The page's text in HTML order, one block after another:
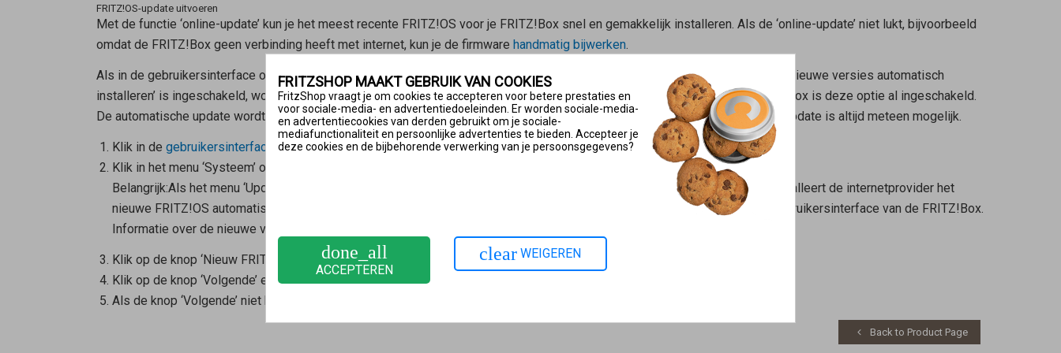
FRITZ!OS-update uitvoeren
Met de functie ‘online-update’ kun je het meest recente FRITZ!OS voor je FRITZ!Box snel en gemakkelijk installeren. Als de ‘online-update’ niet lukt, bijvoorbeeld
omdat de FRITZ!Box geen verbinding heeft met internet, kun je de firmware handmatig bijwerken.
Als in de gebruikersinterface onder ‘Systeem > Update > Auto-update’de optie ‘Informeren over nieuwe FRITZ!OS-versies en nieuwe versies automatisch
installeren’ is ingeschakeld, worden toekomstige updates automatisch geïnstalleerd. In de fabrieksinstellingen van de FRITZ!Box is deze optie al ingeschakeld.
De automatische update wordt pas enige tijd na het uitbrengen van de update uitgevoerd en gefaseerd verspreid. Een online-update is altijd meteen mogelijk.
Klik in de gebruikersinterface van de FRITZ!Box op ‘Systeem’.
Klik in het menu ‘Systeem’ op ‘Update’.
Belangrijk:Als het menu ‘Update’ niet beschikbaar is, heeft je internetprovider je FRITZ!Box geleverd. Bij deze apparaten installeert de internetprovider het
nieuwe FRITZ!OS automatisch. Daarom is het ook niet mogelijk en niet noodzakelijk om een update te installeren via de gebruikersinterface van de FRITZ!Box.
Informatie over de nieuwe versie van FRITZ!OS en mogelijke data krijg je van je provider.
Klik op de knop ‘Nieuw FRITZ!OS zoeken’.
Klik op de knop ‘Volgende’ en volg de instructies van de wizard.
Als de knop ‘Volgende’ niet beschikbaar is, klik dan op de knop Update nu starten’.
Back to Product Page
FRITZSHOP MAAKT GEBRUIK VAN COOKIES
FritzShop vraagt je om cookies te accepteren voor betere prestaties en
voor sociale-media- en advertentiedoeleinden. Er worden sociale-media-
en advertentiecookies van derden gebruikt om je sociale-
mediafunctionaliteit en persoonlijke advertenties te bieden. Accepteer je
deze cookies en de bijbehorende verwerking van je persoonsgegevens?
done_all
ACCEPTEREN
clear WEIGEREN